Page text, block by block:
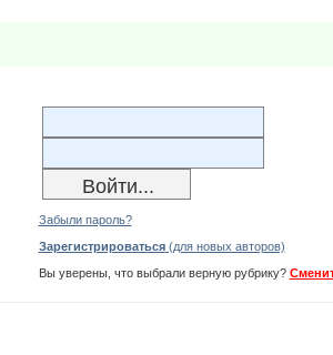
Забыли пароль?
Зарегистрироваться(для новых авторов)
Вы уверены, что выбрали верную рубрику?